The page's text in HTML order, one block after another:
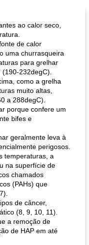
ao calor seco,
de calor
uma churrasqueira
para grelhar
232degC).
como a grelha
muito altas,
a 288degC).
porque confere um
bifes e
geralmente leva à
perigosos.
temperaturas, a
na superfície de
chamados
(PAHs) que
de câncer,
(8, 9, 10, 11).
a remoção de
de HAP em até